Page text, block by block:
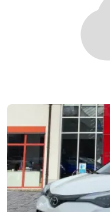
Alte tipuri vehicule